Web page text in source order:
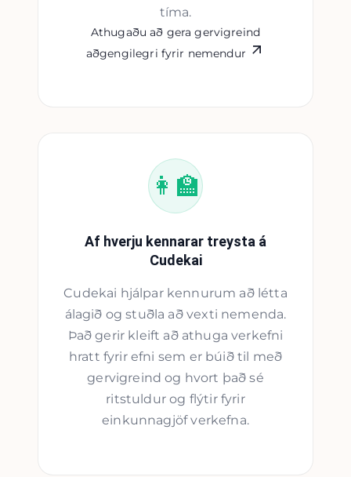
tíma.
Athugaðu að gera gervigreind
aðgengilegri fyrir nemendur
👩‍🏫
Af hverju kennarar treysta á
Cudekai
Cudekai hjálpar kennurum að létta
álagið og stuðla að vexti nemenda.
Það gerir kleift að athuga verkefni
hratt fyrir efni sem er búið til með
gervigreind og hvort það sé
ritstuldur og flýtir fyrir
einkunnagjöf verkefna.